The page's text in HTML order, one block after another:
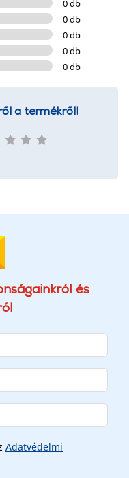
0 db
0 db
0 db
0 db
0 db
a termékről!
és
Adatvédelmi